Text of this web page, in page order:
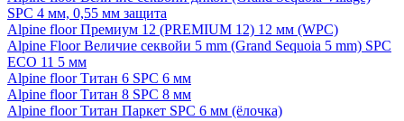
SPC 4 мм, 0,55 мм защита
Alpine floor Премиум 12 (PREMIUM 12) 12 мм (WPC)
Alpine Floor Величие секвойи 5 mm (Grand Sequoia 5 mm) SPC
ECO 11 5 мм
Alpine floor Титан 6 SPC 6 мм
Alpine floor Титан 8 SPC 8 мм
Alpine floor Титан Паркет SPC 6 мм (ёлочка)